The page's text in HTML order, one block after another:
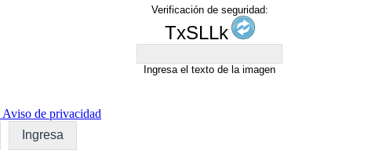
Verificación de seguridad:
TxSLLk
Ingresa el texto de la imagen
Aviso de privacidad
Ingresa